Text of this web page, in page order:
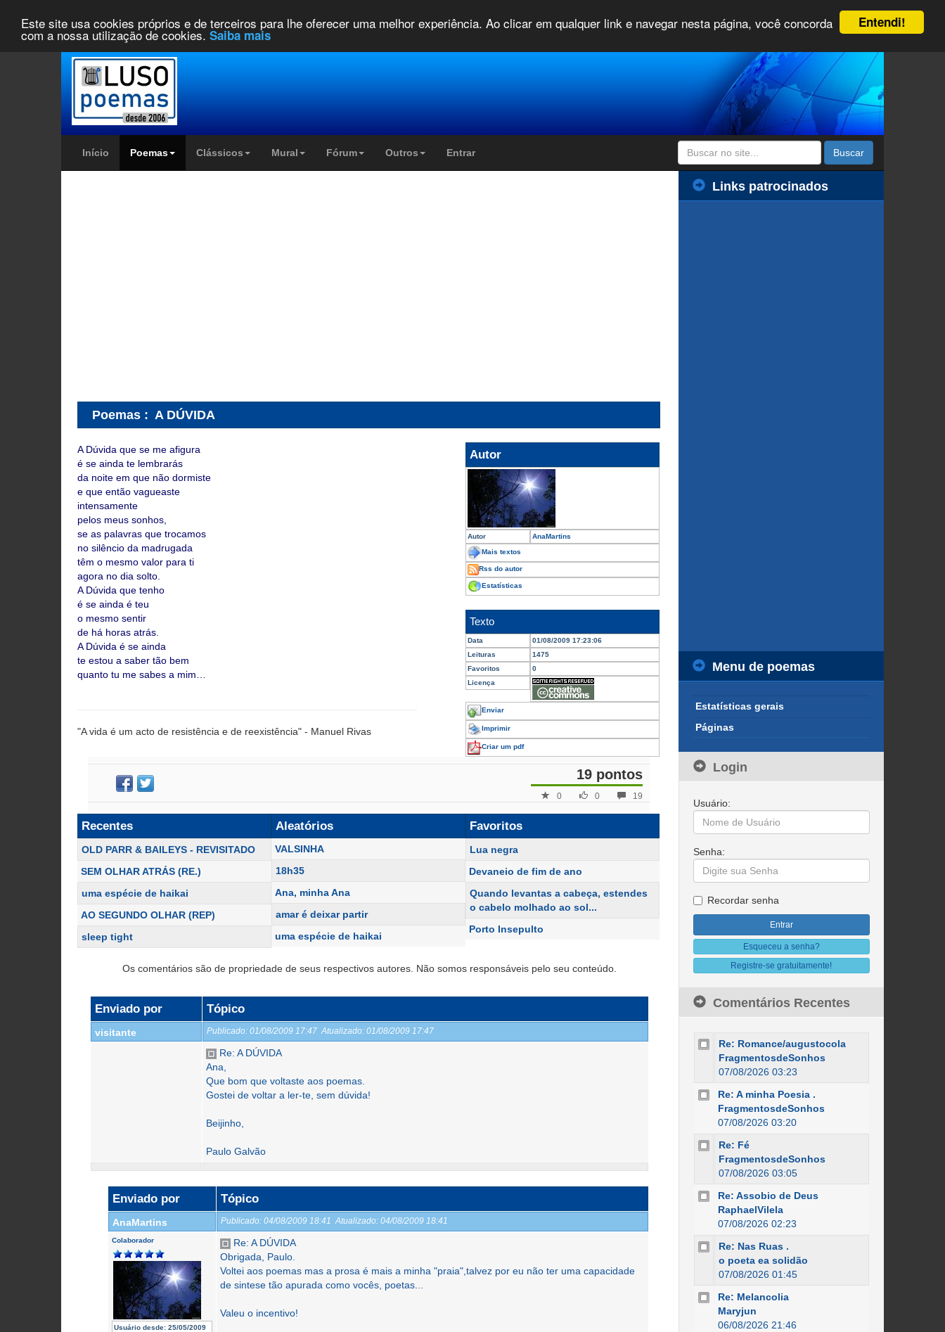
Entendi!
Este site usa cookies próprios e de terceiros para lhe oferecer uma melhor experiência. Ao clicar em qualquer link e navegar nesta página, você concorda
com a nossa utilização de cookies. Saiba mais
Início Poemas Clássicos Mural Fórum Outros Entrar Buscar
Poemas : A DÚVIDA
A Dúvida que se me afigura
é se ainda te lembrarás
da noite em que não dormiste
e que então vagueaste
intensamente
pelos meus sonhos,
se as palavras que trocamos
no silêncio da madrugada
têm o mesmo valor para ti
agora no dia solto.
A Dúvida que tenho
é se ainda é teu
o mesmo sentir
de há horas atrás.
A Dúvida é se ainda
te estou a saber tão bem
quanto tu me sabes a mim…
"A vida é um acto de resistência e de reexistência" - Manuel Rivas
Autor
Autor AnaMartins
Mais textos
Rss do autor
Estatísticas
Texto
Data
01/08/2009 17:23:06
Leituras
1475
Favoritos
0
Licença
Enviar
Imprimir
Criar um pdf
19 pontos
19
0
0
Recentes
OLD PARR & BAILEYS - REVISITADO
SEM OLHAR ATRÁS (RE.)
uma espécie de haikai
AO SEGUNDO OLHAR (REP)
sleep tight
Aleatórios
VALSINHA
18h35
Ana, minha Ana
amar é deixar partir
uma espécie de haikai
Favoritos
Lua negra
Devaneio de fim de ano
Quando levantas a cabeça, estendes
o cabelo molhado ao sol...
Porto Insepulto
Os comentários são de propriedade de seus respectivos autores. Não somos responsáveis pelo seu conteúdo.
Enviado por Tópico
visitante Publicado: 01/08/2009 17:47 Atualizado: 01/08/2009 17:47
Re: A DÚVIDA
Ana,
Que bom que voltaste aos poemas.
Gostei de voltar a ler-te, sem dúvida!
Beijinho,
Paulo Galvão
Enviado por Tópico
AnaMartins Publicado: 04/08/2009 18:41 Atualizado: 04/08/2009 18:41
Colaborador
Usuário desde: 25/05/2009
Re: A DÚVIDA
Obrigada, Paulo.
Voltei aos poemas mas a prosa é mais a minha "praia",talvez por eu não ter uma capacidade
de sintese tão apurada como vocês, poetas...
Valeu o incentivo!
Links patrocinados
Menu de poemas
Estatísticas gerais
Páginas
Login
Usuário:
Senha:
Recordar senha
Esqueceu a senha?
Registre-se gratuitamente!
Comentários Recentes
Re: Romance/augustocola
FragmentosdeSonhos
07/08/2026 03:23
Re: A minha Poesia .
FragmentosdeSonhos
07/08/2026 03:20
Re: Fé
FragmentosdeSonhos
07/08/2026 03:05
Re: Assobio de Deus
RaphaelVilela
07/08/2026 02:23
Re: Nas Ruas .
o poeta ea solidão
07/08/2026 01:45
Re: Melancolia
Maryjun
06/08/2026 21:46